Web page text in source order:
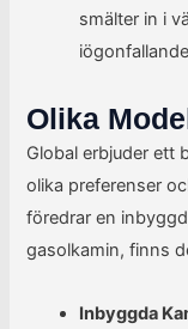
smälter in i
Olika
Global erbjuder ett
olika preferenser
föredrar en
gasolkamin, finns
Inbyggda